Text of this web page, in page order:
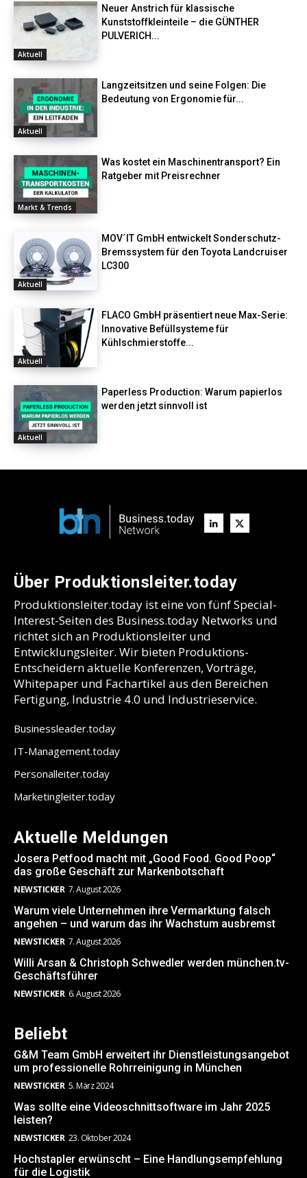
Aktuell
Neuer Anstrich für klassische
Kunststoffkleinteile – die GÜNTHER
PULVERICH...
Aktuell
Langzeitsitzen und seine Folgen: Die
Bedeutung von Ergonomie für...
Markt & Trends
Was kostet ein Maschinentransport? Ein
Ratgeber mit Preisrechner
Aktuell
MOV´IT GmbH entwickelt Sonderschutz-
Bremssystem für den Toyota Landcruiser
LC300
Aktuell
FLACO GmbH präsentiert neue Max-Serie:
Innovative Befüllsysteme für
Kühlschmierstoffe...
Aktuell
Paperless Production: Warum papierlos
werden jetzt sinnvoll ist
Über Produktionsleiter.today
Produktionsleiter.today ist eine von fünf Special-
Interest-Seiten des Business.today Networks und
richtet sich an Produktionsleiter und
Entwicklungsleiter. Wir bieten Produktions-
Entscheidern aktuelle Konferenzen, Vorträge,
Whitepaper und Fachartikel aus den Bereichen
Fertigung, Industrie 4.0 und Industrieservice.
Businessleader.today
IT-Management.today
Personalleiter.today
Marketingleiter.today
Aktuelle Meldungen
Josera Petfood macht mit „Good Food. Good Poop“
das große Geschäft zur Markenbotschaft
NEWSTICKER 7. August 2026
Warum viele Unternehmen ihre Vermarktung falsch
angehen – und warum das ihr Wachstum ausbremst
NEWSTICKER 7. August 2026
Willi Arsan & Christoph Schwedler werden münchen.tv-
Geschäftsführer
NEWSTICKER 6. August 2026
Beliebt
G&M Team GmbH erweitert ihr Dienstleistungsangebot
um professionelle Rohrreinigung in München
NEWSTICKER 5. März 2024
Was sollte eine Videoschnittsoftware im Jahr 2025
leisten?
NEWSTICKER 23. Oktober 2024
Hochstapler erwünscht – Eine Handlungsempfehlung
für die Logistik